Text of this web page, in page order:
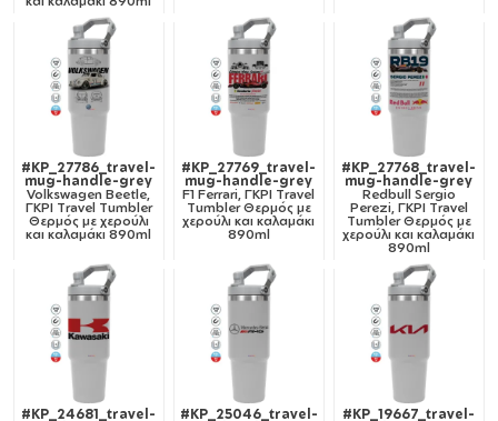
#KP_27786_travel-
mug-handle-grey
Volkswagen Beetle,
ΓΚΡΙ Travel Tumbler
Θερμός με χερούλι
και καλαμάκι 890ml
#KP_27769_travel-
mug-handle-grey
F1 Ferrari, ΓΚΡΙ Travel
Tumbler Θερμός με
χερούλι και καλαμάκι
890ml
#KP_27768_travel-
mug-handle-grey
Redbull Sergio
Perezi, ΓΚΡΙ Travel
Tumbler Θερμός με
χερούλι και καλαμάκι
890ml
#KP_24681_travel-
#KP_25046_travel-
#KP_19667_travel-